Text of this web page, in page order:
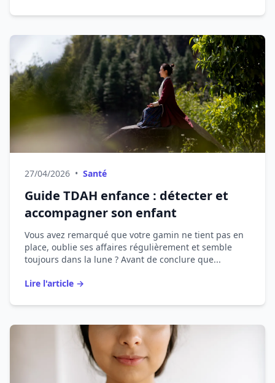
27/04/2026 • Santé
Guide TDAH enfance : détecter et
accompagner son enfant
Vous avez remarqué que votre gamin ne tient pas en
place, oublie ses affaires régulièrement et semble
toujours dans la lune ? Avant de conclure que...
Lire l'article →